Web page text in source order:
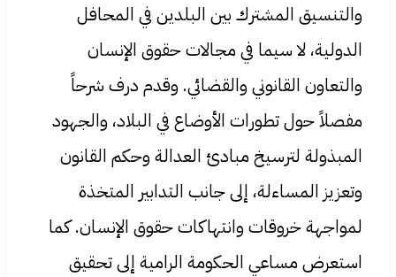
والتنسيق المشترك بين البلدين في المحافل
الدولية، لا سيما في مجالات حقوق الإنسان
والتعاون القانوني والقضائي. وقدم درف شرحاً
مفصلاً حول تطورات الأوضاع في البلاد، والجهود
المبذولة لترسيخ مبادئ العدالة وحكم القانون
وتعزيز المساءلة، إلى جانب التدابير المتخذة
لمواجهة خروقات وانتهاكات حقوق الإنسان. كما
استعرض مساعي الحكومة الرامية إلى تحقيق